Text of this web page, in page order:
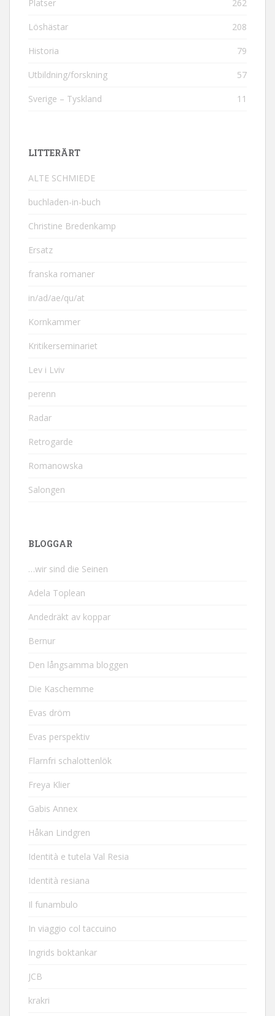
Platser 262
Löshästar 208
Historia 79
Utbildning/forskning 57
Sverige – Tyskland 11
LITTERÄRT
ALTE SCHMIEDE
buchladen-in-buch
Christine Bredenkamp
Ersatz
franska romaner
in/ad/ae/qu/at
Kornkammer
Kritikerseminariet
Lev i Lviv
perenn
Radar
Retrogarde
Romanowska
Salongen
BLOGGAR
…wir sind die Seinen
Adela Toplean
Andedräkt av koppar
Bernur
Den långsamma bloggen
Die Kaschemme
Evas dröm
Evas perspektiv
Flarnfri schalottenlök
Freya Klier
Gabis Annex
Håkan Lindgren
Identità e tutela Val Resia
Identità resiana
Il funambulo
In viaggio col taccuino
Ingrids boktankar
JCB
krakri